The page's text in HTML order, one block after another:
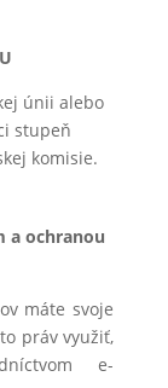
únii alebo
stupeň
komisie.
a ochranou
máte svoje
práv využiť,
e-